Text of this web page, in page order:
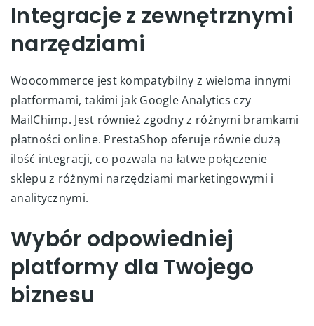
Integracje z zewnętrznymi
narzędziami
Woocommerce jest kompatybilny z wieloma innymi
platformami, takimi jak Google Analytics czy
MailChimp. Jest również zgodny z różnymi bramkami
płatności online. PrestaShop oferuje równie dużą
ilość integracji, co pozwala na łatwe połączenie
sklepu z różnymi narzędziami marketingowymi i
analitycznymi.
Wybór odpowiedniej
platformy dla Twojego
biznesu